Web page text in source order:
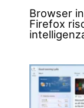
Browser
Firefox